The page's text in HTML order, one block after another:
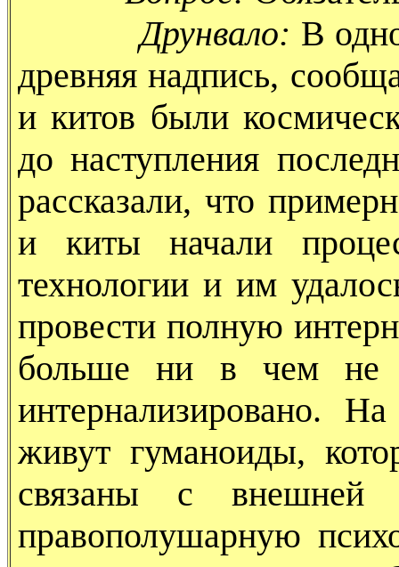
Друнвало: В
древняя надпись,
и китов были
до наступления
рассказали, что
и киты начали
технологии и им
провести полную
больше ни в чем не
интернализировано.
живут гуманоиды,
связаны с внешней
правополушарную